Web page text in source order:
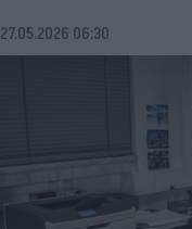
27.05.2026 06:30